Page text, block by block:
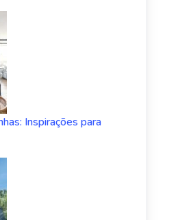
Inspirações para